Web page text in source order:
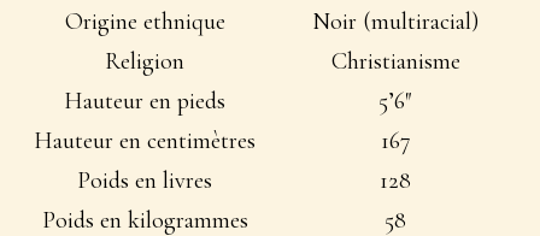
Origine ethnique
Noir (multiracial)
Religion
Christianisme
Hauteur en pieds
5’6″
Hauteur en centimètres
167
Poids en livres
128
Poids en kilogrammes
58